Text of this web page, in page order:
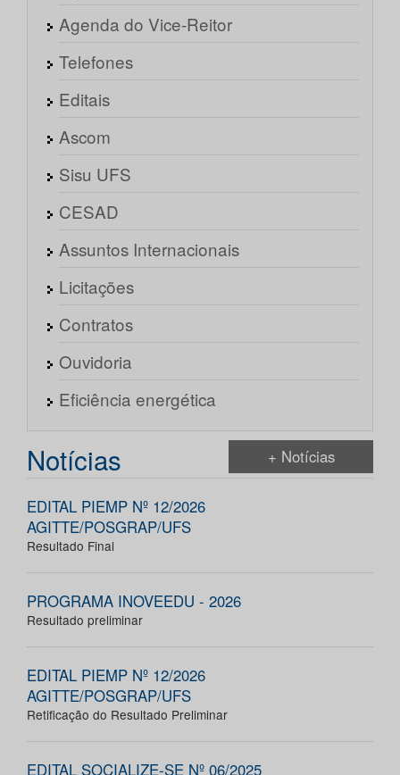
Agenda do Vice-Reitor
Telefones
Editais
Ascom
Sisu UFS
CESAD
Assuntos Internacionais
Licitações
Contratos
Ouvidoria
Eficiência energética
Notícias + Notícias
EDITAL PIEMP Nº 12/2026
AGITTE/POSGRAP/UFS
Resultado Final
PROGRAMA INOVEEDU - 2026
Resultado preliminar
EDITAL PIEMP Nº 12/2026
AGITTE/POSGRAP/UFS
Retificação do Resultado Preliminar
EDITAL SOCIALIZE-SE Nº 06/2025